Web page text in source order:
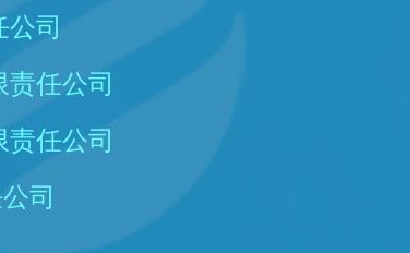
公司
责任公司
责任公司
司